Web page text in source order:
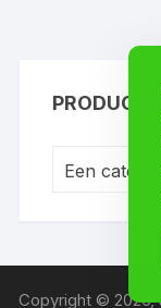
Een
Copyright © 2026,